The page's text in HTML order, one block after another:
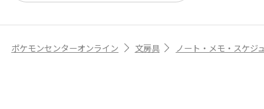
ポケモンセンターオンライン 文房具 ノート・メモ・スケジ